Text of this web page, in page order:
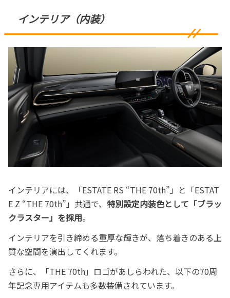
インテリア（内装）
インテリアには、「ESTATE RS “THE 70th”」と「ESTAT
E Z “THE 70th”」共通で、 特別設定内装色として「ブラッ
クラスター」を採用。
インテリアを引き締める重厚な輝きが、落ち着きのある上
質な空間を演出してくれます。
さらに、「THE 70th」ロゴがあしらわれた、以下の70周
年記念専用アイテムも多数装備されています。